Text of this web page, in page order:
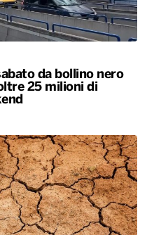
da bollino nero
25 milioni di